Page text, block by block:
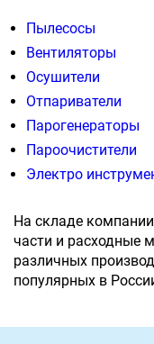
Пылесосы
Вентиляторы
Осушители
Отпариватели
Парогенераторы
Пароочистители
Электро
На складе
части и расходные
различных
популярных в